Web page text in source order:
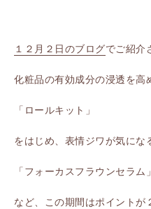
１２月２日のブログでご紹介
化粧品の有効成分の浸透を高
「ロールキット」
をはじめ、表情ジワが気にな
「フォーカスフラウンセラム」
など、この期間はポイントが